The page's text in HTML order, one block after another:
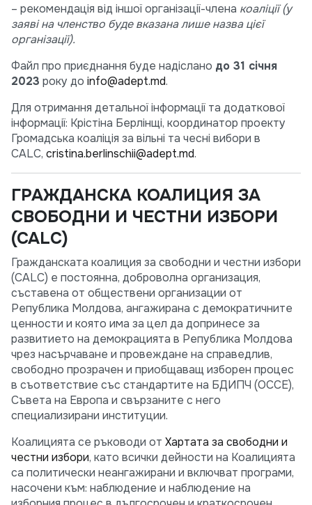
– рекомендація від іншої організації-члена коаліції (у
заяві на членство буде вказана лише назва цієї
організації).
Файл про приєднання буде надіслано до 31 січня
2023 року до info@adept.md.
Для отримання детальної інформації та додаткової
інформації: Крістіна Берлінщі, координатор проекту
Громадська коаліція за вільні та чесні вибори в
CALC, cristina.berlinschii@adept.md.
ГРАЖДАНСКА КОАЛИЦИЯ ЗА
СВОБОДНИ И ЧЕСТНИ ИЗБОРИ
(CALC)
Гражданската коалиция за свободни и честни избори
(CALC) е постоянна, доброволна организация,
съставена от обществени организации от
Република Молдова, ангажирана с демократичните
ценности и която има за цел да допринесе за
развитието на демокрацията в Република Молдова
чрез насърчаване и провеждане на справедлив,
свободно прозрачен и приобщаващ изборен процес
в съответствие със стандартите на БДИПЧ (ОССЕ),
Съвета на Европа и свързаните с него
специализирани институции.
Коалицията се ръководи от Хартата за свободни и
честни избори, като всички дейности на Коалицията
са политически неангажирани и включват програми,
насочени към: наблюдение и наблюдение на